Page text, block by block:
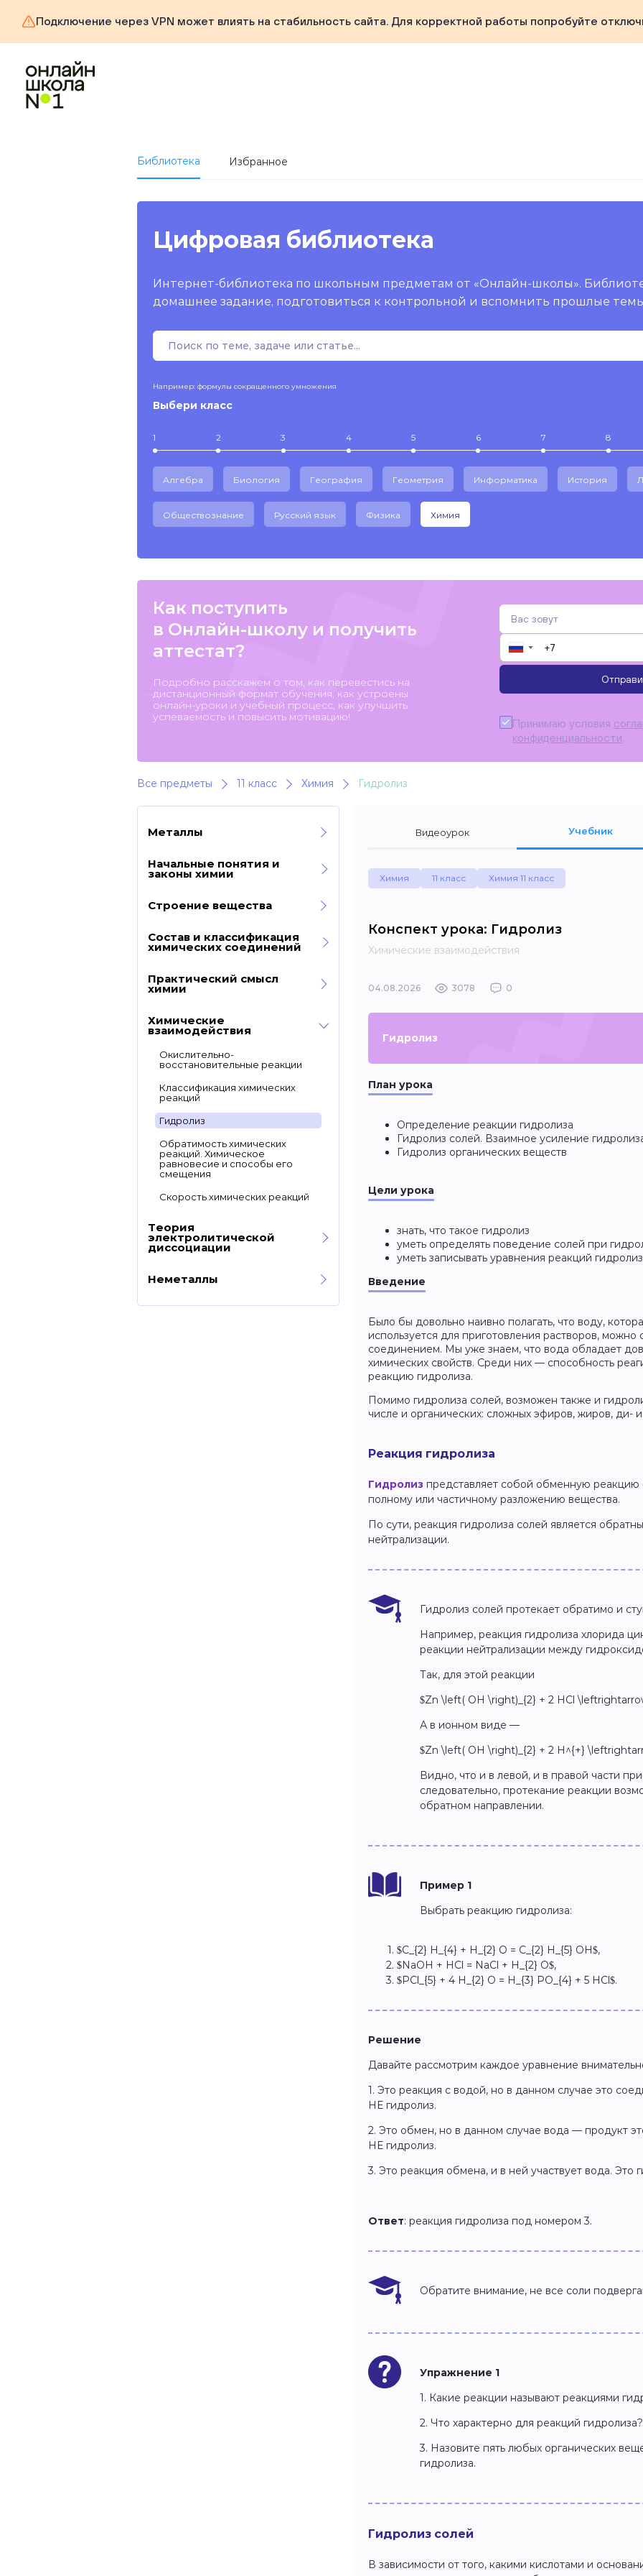
Подключение через VPN может влиять на стабильность сайта. Для корректной работы попробуйте
Библиотека Избранное
Цифровая библиотека
Интернет-библиотека по школьным предметам от «Онлайн-школы».
домашнее задание, подготовиться к контрольной и вспомнить прошлые
Например: формулы сокращенного умножения
Выбери класс
1 2 3 4 5 6 7 8
Алгебра Биология География Геометрия Информатика История
Обществознание Русский язык Физика Химия
Как поступить
в Онлайн-школу и получить
аттестат?
Подробно расскажем о том, как перевестись на
дистанционный формат обучения, как устроены
онлайн-уроки и учебный процесс, как улучшить
успеваемость и повысить мотивацию!
▼
Принимаю условия
конфиденциальности
Все предметы 11 класс Химия Гидролиз
Металлы
Начальные понятия и
законы химии
Строение вещества
Состав и классификация
химических соединений
Практический смысл
химии
Химические
взаимодействия
Окислительно-
восстановительные реакции
Классификация химических
реакций
Гидролиз
Обратимость химических
реакций. Химическое
равновесие и способы его
смещения
Скорость химических реакций
Теория
электролитической
диссоциации
Неметаллы
Видеоурок Учебник
Химия 11 класс Химия 11 класс
Конспект урока: Гидролиз
Химические взаимодействия
04.08.2026 3078 0
Гидролиз
План урока
Определение реакции гидролиза
Гидролиз солей. Взаимное усиление
Гидролиз органических веществ
Цели урока
знать, что такое гидролиз
уметь определять поведение солей при
уметь записывать уравнения реакций
Введение
Было бы довольно наивно полагать, что воду,
используется для приготовления растворов, можно
соединением. Мы уже знаем, что вода обладает
химических свойств. Среди них — способность
реакцию гидролиза.
Помимо гидролиза солей, возможен также и
числе и органических: сложных эфиров, жиров, ди-
Реакция гидролиза
Гидролиз представляет собой обменную реакцию
полному или частичному разложению вещества.
По сути, реакция гидролиза солей является
нейтрализации.
Гидролиз солей протекает обратимо и
Например, реакция гидролиза хлорида
реакции нейтрализации между
Так, для этой реакции
$Zn \left( OH \right)_{2} + 2 HCl
А в ионном виде —
$Zn \left( OH \right)_{2} + 2 H^{+}
Видно, что и в левой, и в правой части
следовательно, протекание реакции
обратном направлении.
Пример 1
Выбрать реакцию гидролиза:
$C_{2} H_{4} + H_{2} O = C_{2} H_{5} OH$,
$NaOH + HCl = NaCl + H_{2} O$,
$PCl_{5} + 4 H_{2} O = H_{3} PO_{4} + 5 HCl$.
Решение
Давайте рассмотрим каждое уравнение
1. Это реакция с водой, но в данном случае это
НЕ гидролиз.
2. Это обмен, но в данном случае вода — продукт
НЕ гидролиз.
3. Это реакция обмена, и в ней участвует вода. Это
Ответ: реакция гидролиза под номером 3.
Обратите внимание, не все соли
Упражнение 1
1. Какие реакции называют реакциями
2. Что характерно для реакций гидролиза?
3. Назовите пять любых органических
гидролиза.
Гидролиз солей
В зависимости от того, какими кислотами и